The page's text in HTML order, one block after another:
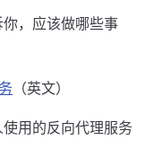
，应该做哪些事
（英文）
用的反向代理服务